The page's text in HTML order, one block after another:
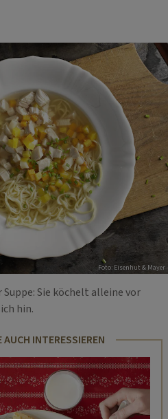
Foto: Eisenhut & Mayer
Suppe: Sie köchelt alleine vor
hin.
INTERESSIEREN